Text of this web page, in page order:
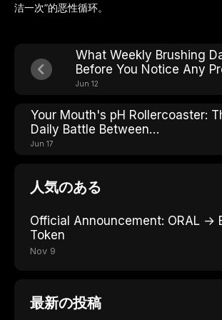
洁一次”的恶性循环。
What Weekly Brushing
Before You Notice Any
Jun 12
Your Mouth's pH Rollercoaster:
Daily Battle Between
Demineralization and
Jun 17
人気のある
Official Announcement: ORAL →
Token
Nov 9
最新の投稿